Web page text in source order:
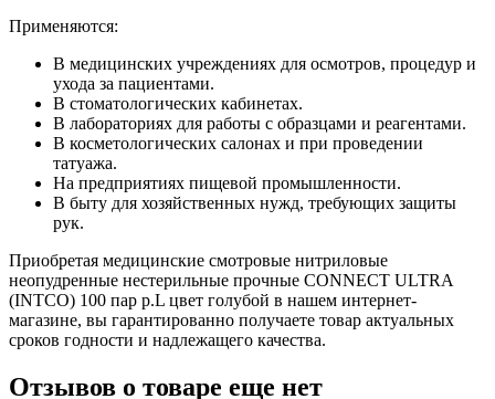
Применяются:
В медицинских учреждениях для осмотров, процедур и
ухода за пациентами.
В стоматологических кабинетах.
В лабораториях для работы с образцами и реагентами.
В косметологических салонах и при проведении
татуажа.
На предприятиях пищевой промышленности.
В быту для хозяйственных нужд, требующих защиты
рук.
Приобретая медицинские смотровые нитриловые
неопудренные нестерильные прочные CONNECT ULTRA
(INTCO) 100 пар р.L цвет голубой в нашем интернет-
магазине, вы гарантированно получаете товар актуальных
сроков годности и надлежащего качества.
Отзывов о товаре еще нет